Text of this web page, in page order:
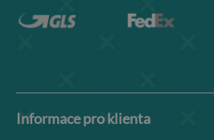
Informace pro klienta